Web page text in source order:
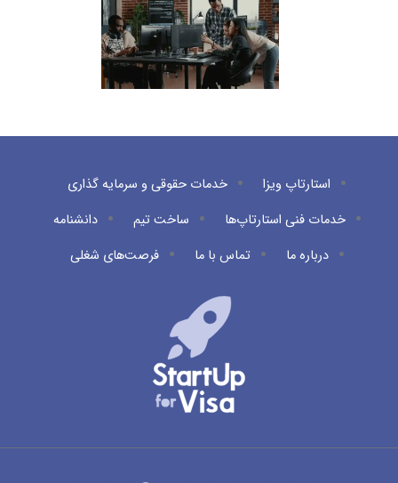
استارتاپ ویزا
خدمات حقوقی و سرمایه گذاری
خدمات فنی استارتاپ‌ها
ساخت تیم
دانشنامه
درباره ما
تماس با ما فرصت‌های شغلی